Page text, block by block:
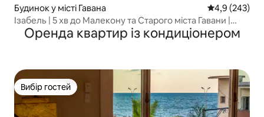
Будинок у місті Гавана Середня
4,9 (243)
Ізабель | 5 хв до Малекону та Старого міста Гавани |
3 спальні | Wi-Fi
Оренда квартир із кондиціонером
Вибір гостей
Вибір гостей